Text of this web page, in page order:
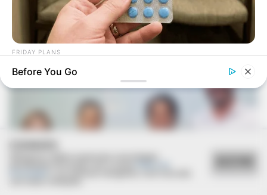
VEJA TAMBÉM
FRIDAY PLANS
Walgreens Hides This $1 Generic Viagra - Here's The Aisle
It's Really In.
Before You Go